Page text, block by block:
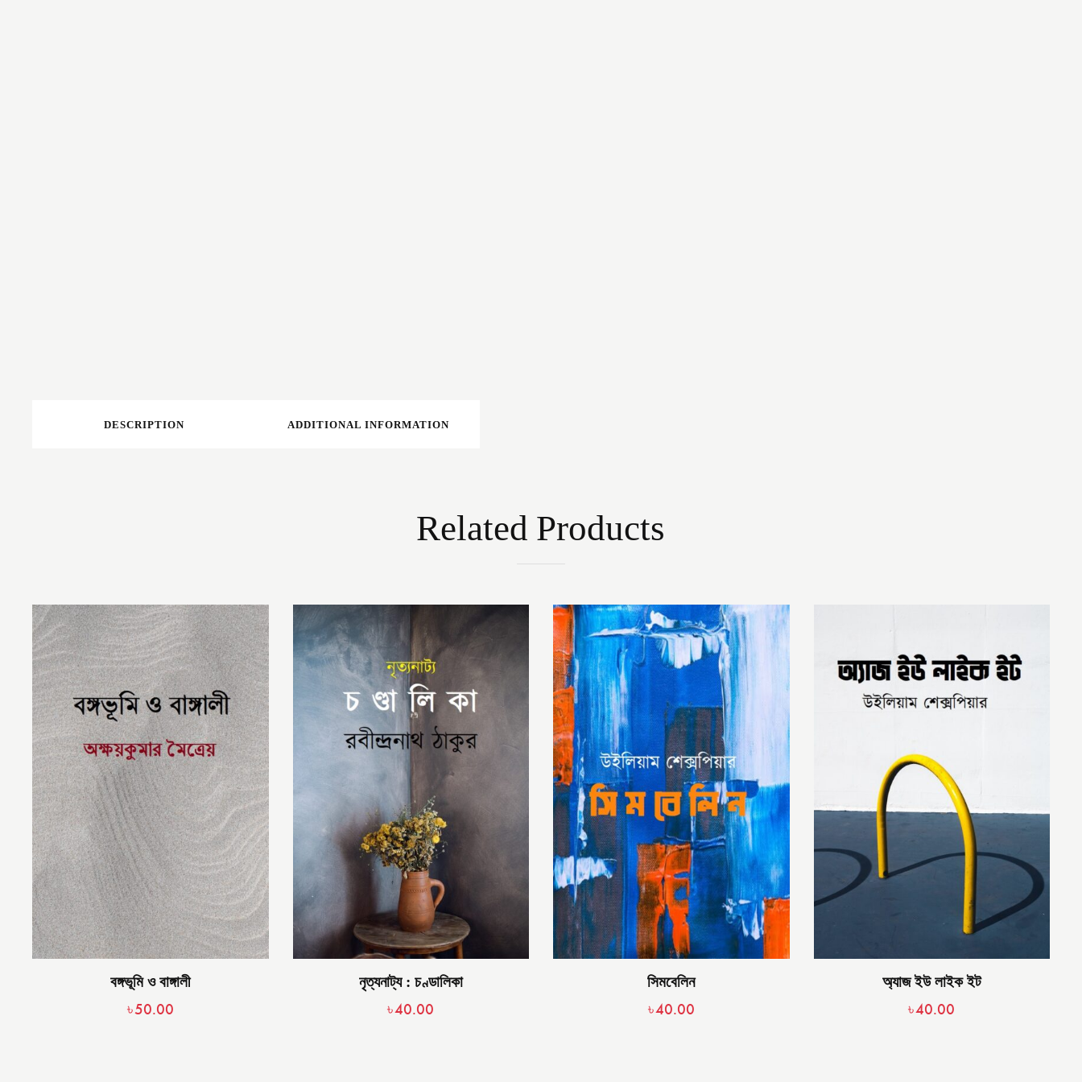
DESCRIPTION ADDITIONAL INFORMATION
Related Products
বঙ্গভূমি ও বাঙ্গালী
৳50.00
নৃত্যনাট্য : চণ্ডালিকা
৳40.00
সিমবেলিন
৳40.00
অ্যাজ ইউ লাইক ইট
৳40.00